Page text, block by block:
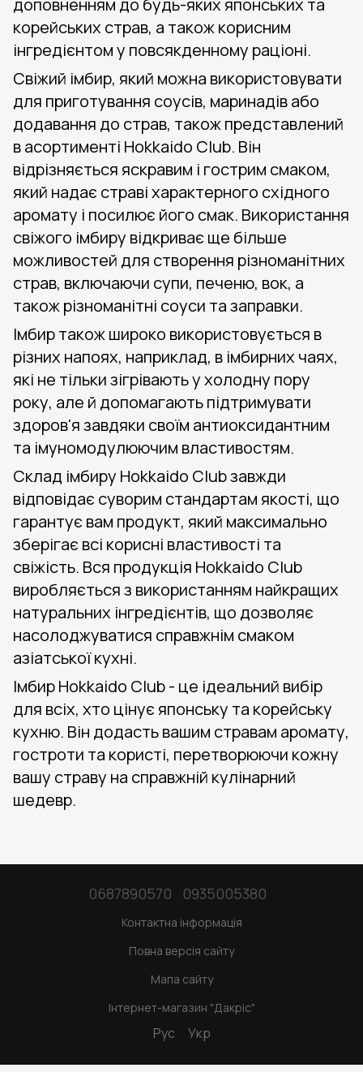
доповненням до будь-яких японських та
корейських страв, а також корисним
інгредієнтом у повсякденному раціоні.
Свіжий імбир, який можна використовувати
для приготування соусів, маринадів або
додавання до страв, також представлений
в асортименті Hokkaido Club. Він
відрізняється яскравим і гострим смаком,
який надає страві характерного східного
аромату і посилює його смак. Використання
свіжого імбиру відкриває ще більше
можливостей для створення різноманітних
страв, включаючи супи, печеню, вок, а
також різноманітні соуси та заправки.
Імбир також широко використовується в
різних напоях, наприклад, в імбирних чаях,
які не тільки зігрівають у холодну пору
року, але й допомагають підтримувати
здоров'я завдяки своїм антиоксидантним
та імуномодулюючим властивостям.
Склад імбиру Hokkaido Club завжди
відповідає суворим стандартам якості, що
гарантує вам продукт, який максимально
зберігає всі корисні властивості та
свіжість. Вся продукція Hokkaido Club
виробляється з використанням найкращих
натуральних інгредієнтів, що дозволяє
насолоджуватися справжнім смаком
азіатської кухні.
Імбир Hokkaido Club - це ідеальний вибір
для всіх, хто цінує японську та корейську
кухню. Він додасть вашим стравам аромату,
гостроти та користі, перетворюючи кожну
вашу страву на справжній кулінарний
шедевр.
0687890570 0935005380
Контактна інформація
Повна версія сайту
Мапа сайту
Інтернет-магазин "Дакріс"
Рус Укр